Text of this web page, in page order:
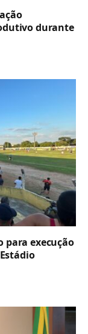
durante
para execução